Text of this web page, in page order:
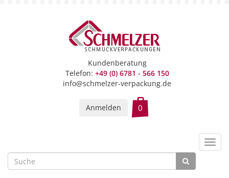
Kundenberatung
Telefon: +49 (0) 6781 - 566 150
info@schmelzer-verpackung.de
Anmelden